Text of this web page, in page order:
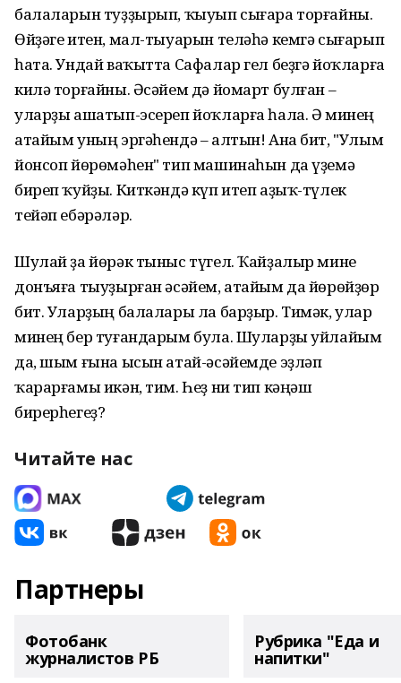
балаларын туҙҙырып, ҡыуып сығара торғайны.
Өйҙәге итен, мал-тыуарын теләһә кемгә сығарып
һата. Ундай ваҡытта Сафалар гел беҙгә йоҡларға
килә торғайны. Әсәйем дә йомарт булған –
уларҙы ашатып-эсереп йоҡларға һала. Ә минең
атайым уның эргәһендә – алтын! Ана бит, "Улым
йонсоп йөрөмәһен" тип машинаһын да үҙемә
биреп ҡуйҙы. Киткәндә күп итеп аҙыҡ-түлек
тейәп ебәрәләр.
Шулай ҙа йөрәк тыныс түгел. Ҡайҙалыр мине
донъяға тыуҙырған әсәйем, атайым да йөрөйҙөр
бит. Уларҙың балалары ла барҙыр. Тимәк, улар
минең бер туғандарым була. Шуларҙы уйлайым
да, шым ғына ысын атай-әсәйемде эҙләп
ҡарарғамы икән, тим. Һеҙ ни тип кәңәш
бирерһегеҙ?
Читайте нас
Партнеры
Фотобанк
журналистов РБ
Рубрика "Еда и
напитки"